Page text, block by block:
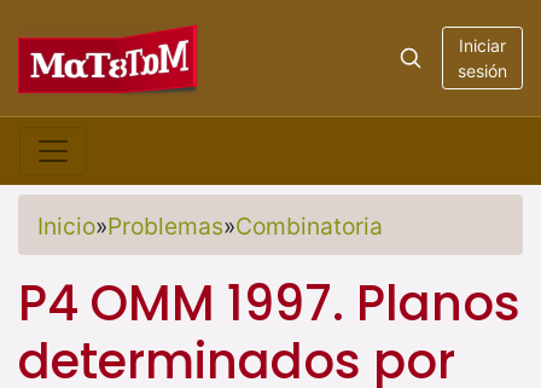
Iniciar
sesión
Inicio»Problemas»Combinatoria
P4 OMM 1997. Planos
determinados por